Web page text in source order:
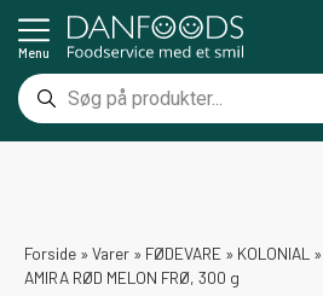
Menu
Forside » Varer » FØDEVARE » KOLONIAL »
AMIRA RØD MELON FRØ, 300 g